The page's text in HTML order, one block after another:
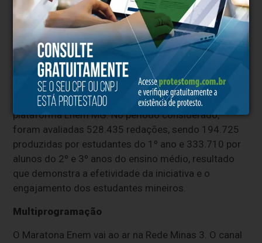
desenvolvimento das competências exigidas no
Enem.
Em 2026, os estudantes da rede estadual
alcançaram reconhecimento internacional com a
certificação do Guinness World Records pelo maior
concurso de redações manuscritas do mundo
avaliadas por inteligência artificial, por meio da
plataforma Enem MG. No período considerado,
foram avaliadas 528.435 redações, sendo 194.725
produzidas por estudantes do 1º ano e 333.710 por
alunos do 2º e 3º anos do ensino médio, resultado
que demonstra a efetividade da iniciativa e o
engajamento dos estudantes mineiros.
Multiprogramação
O Maratona Enem vai ao ar na Rede Minas 3. O canal